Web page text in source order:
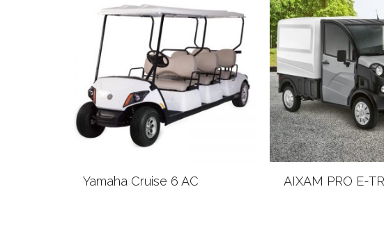
Yamaha Cruise 6 AC AIXAM PRO E-